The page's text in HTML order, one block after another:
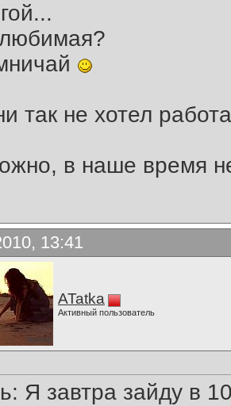
так не хотел
в наше время
13:41
ATatka
Активный пользователь
Я завтра зайду в